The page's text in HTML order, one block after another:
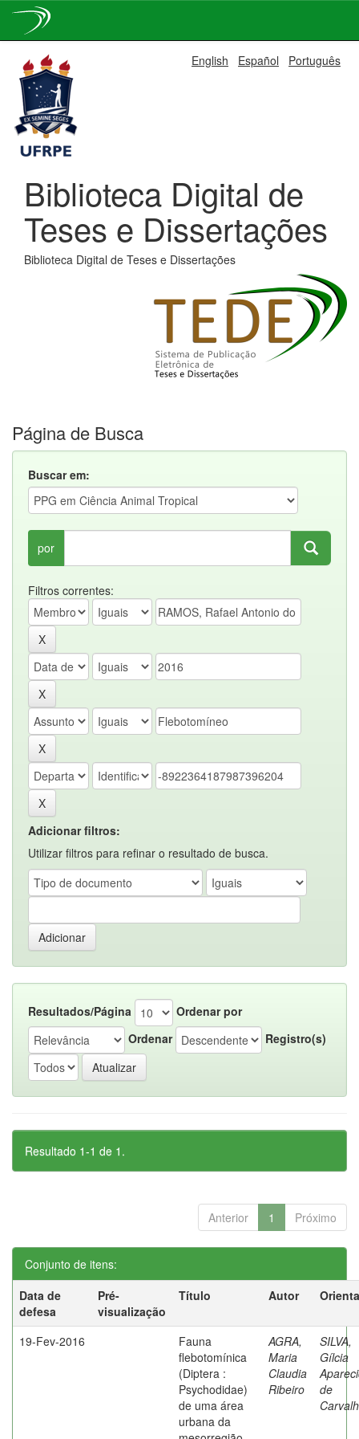
navigation
English Español Português
Biblioteca Digital de
Teses e Dissertações
Biblioteca Digital de Teses e Dissertações
Página de Busca
Buscar em:
por
Filtros correntes:
Adicionar filtros:
Utilizar filtros para refinar o resultado de busca.
Resultados/Página
Ordenar por
Ordenar
Registro(s)
Resultado 1-1 de 1.
Anterior 1 Próximo
Conjunto de itens:
Data de
defesa
Pré-
visualização
Título Autor
19-Fev-2016
Fauna
flebotomínica
(Diptera :
Psychodidae)
de uma área
urbana da
AGRA,
Maria
Claudia
Ribeiro
SILVA,
Gílcia
de